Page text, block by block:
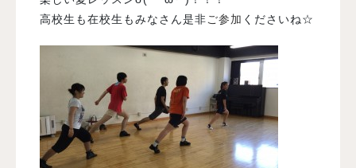
高校生も在校生もみなさん是非ご参加 くださいね☆